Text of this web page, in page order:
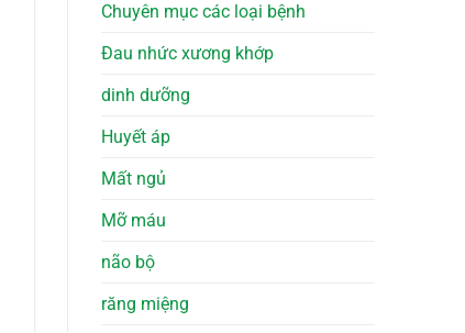
Chuyên mục các loại bệnh
Đau nhức xương khớp
dinh dưỡng
Huyết áp
Mất ngủ
Mỡ máu
não bộ
răng miệng